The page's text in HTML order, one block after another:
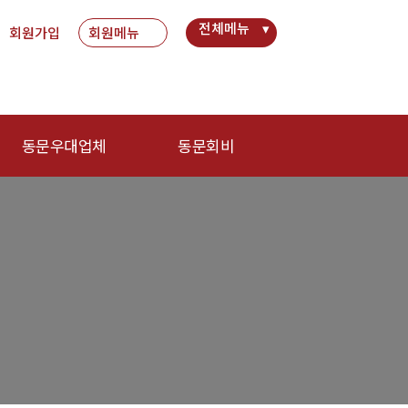
회원가입 회원메뉴 전체메뉴
동문우대업체 동문회비